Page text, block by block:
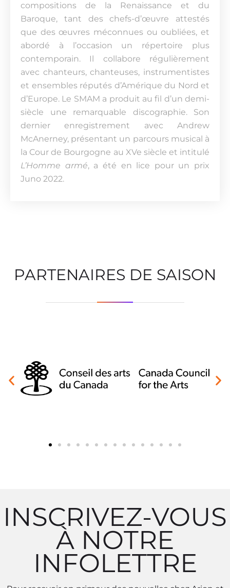
compositions de la Renaissance et du
Baroque, tant des chefs-d’œuvre attestés
que des œuvres méconnues ou oubliées, et
abordé à l’occasion un répertoire plus
contemporain. Il collabore régulièrement
avec chanteurs, chanteuses, instrumentistes
et ensembles réputés d’Amérique du Nord et
d’Europe. Le SMAM a produit au fil d’un demi-
siècle une remarquable discographie. Son
dernier enregistrement avec Andrew
McAnerney, présentant un parcours musical à
la Cour de Bourgogne au XVe siècle et intitulé
L’Homme armé, a été en lice pour un prix
Juno 2022.
PARTENAIRES DE SAISON
INSCRIVEZ-VOUS
À NOTRE
INFOLETTRE